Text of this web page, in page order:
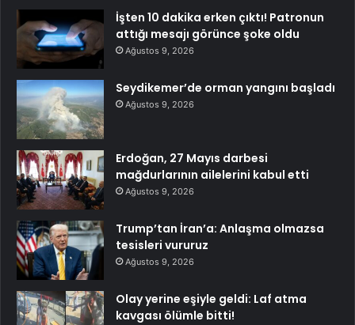
İşten 10 dakika erken çıktı! Patronun
attığı mesajı görünce şoke oldu
Ağustos 9, 2026
Seydikemer’de orman yangını başladı
Ağustos 9, 2026
Erdoğan, 27 Mayıs darbesi
mağdurlarının ailelerini kabul etti
Ağustos 9, 2026
Trump’tan İran’a: Anlaşma olmazsa
tesisleri vururuz
Ağustos 9, 2026
Olay yerine eşiyle geldi: Laf atma
kavgası ölümle bitti!